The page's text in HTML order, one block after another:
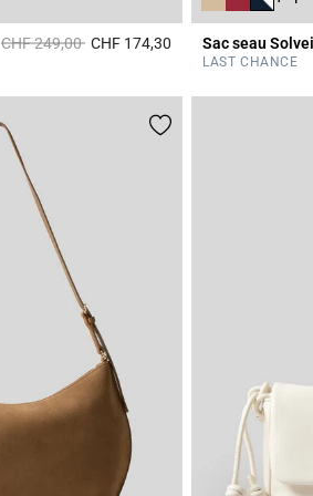
Prix réduit à partir de
CHF 249,00àCHF 174,30 4.4 out of 5
Sac seau
LAST CHANCE